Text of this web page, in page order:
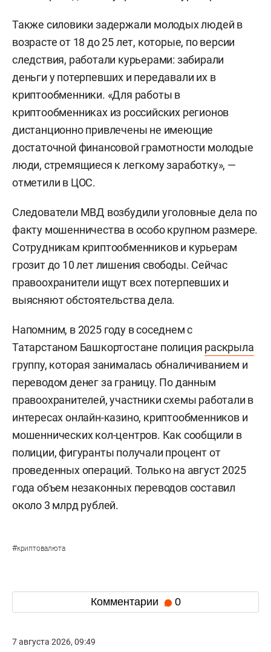
Также силовики задержали молодых людей в
возрасте от 18 до 25 лет, которые, по версии
следствия, работали курьерами: забирали
деньги у потерпевших и передавали их в
криптообменники. «Для работы в
криптообменниках из российских регионов
дистанционно привлечены не имеющие
достаточной финансовой грамотности молодые
люди, стремящиеся к легкому заработку», —
отметили в ЦОС.
Следователи МВД возбудили уголовные дела по
факту мошенничества в особо крупном размере.
Сотрудникам криптообменников и курьерам
грозит до 10 лет лишения свободы. Сейчас
правоохранители ищут всех потерпевших и
выясняют обстоятельства дела.
Напомним, в 2025 году в соседнем с
Татарстаном Башкортостане полиция раскрыла
группу, которая занималась обналичиванием и
переводом денег за границу. По данным
правоохранителей, участники схемы работали в
интересах онлайн-казино, криптообменников и
мошеннических кол-центров. Как сообщили в
полиции, фигуранты получали процент от
проведенных операций. Только на август 2025
года объем незаконных переводов составил
около 3 млрд рублей.
#криптовалюта
Комментарии 0
7 августа 2026, 09:49